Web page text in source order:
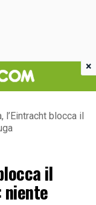
l’Eintracht blocca il
il
niente
×